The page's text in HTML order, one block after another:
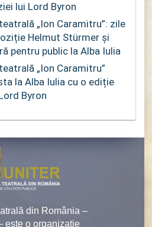
lui Lord Byron
„Ion Caramitru”: zile
Helmut Stürmer și
pentru public la Alba Iulia
„Ion Caramitru”
la Alba Iulia cu o ediție
Byron
din România –
este o organizaţie